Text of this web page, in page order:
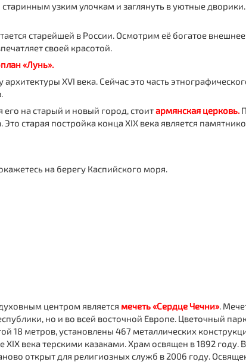
старинным узким улочкам и заглянуть в уютные
старейшей в России. Осмотрим её богатое
своей красотой.
«Лунь».
XVI века. Сейчас это часть
его на старый и новый город, стоитармянская церковь.
старая постройка конца XIX века является
на берегу Каспийского моря.
центром является мечеть «Сердце Чечни».
но и во всей восточной Европе. Цветочный
18 метров, установлены 467 металлических
XIX века терскими казаками. Храм освящен в 1892 году.
открыт для религиозных служб в 2006 году.